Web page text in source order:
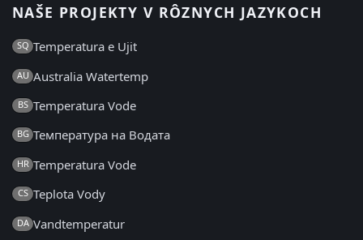
NAŠE PROJEKTY V RÔZNYCH JAZYKOCH
SQ Temperatura e Ujit
AU Australia Watertemp
BS Temperatura Vode
BG Температура на Водата
HR Temperatura Vode
CS Teplota Vody
DA Vandtemperatur